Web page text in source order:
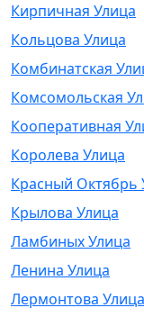
Кирпичная Улица
Кольцова Улица
Комбинатская
Комсомольская
Кооперативная
Королева Улица
Красный Октябрь
Крылова Улица
Ламбиных Улица
Ленина Улица
Лермонтова Улица